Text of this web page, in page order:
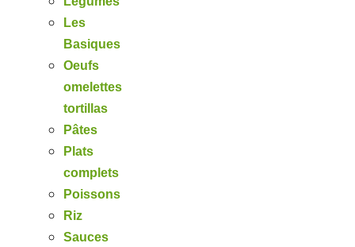
Les
Basiques
Oeufs
omelettes
tortillas
Pâtes
Plats
complets
Poissons
Riz
Sauces